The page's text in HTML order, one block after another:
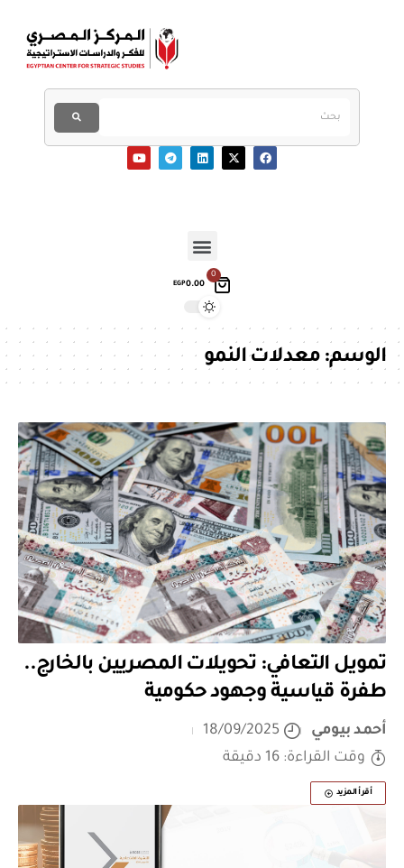
0
EGP0.00
الوسم:معدلات النمو
تمويل التعافي: تحويلات المصريين بالخارج..
طفرة قياسية وجهود حكومية
أحمد بيومي
18/09/2025
وقت القراءة: 16 دقيقة
أقرأ المزيد